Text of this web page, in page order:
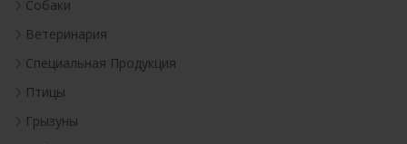
Собаки
Ветеринария
Специальная Продукция
Птицы
Грызуны